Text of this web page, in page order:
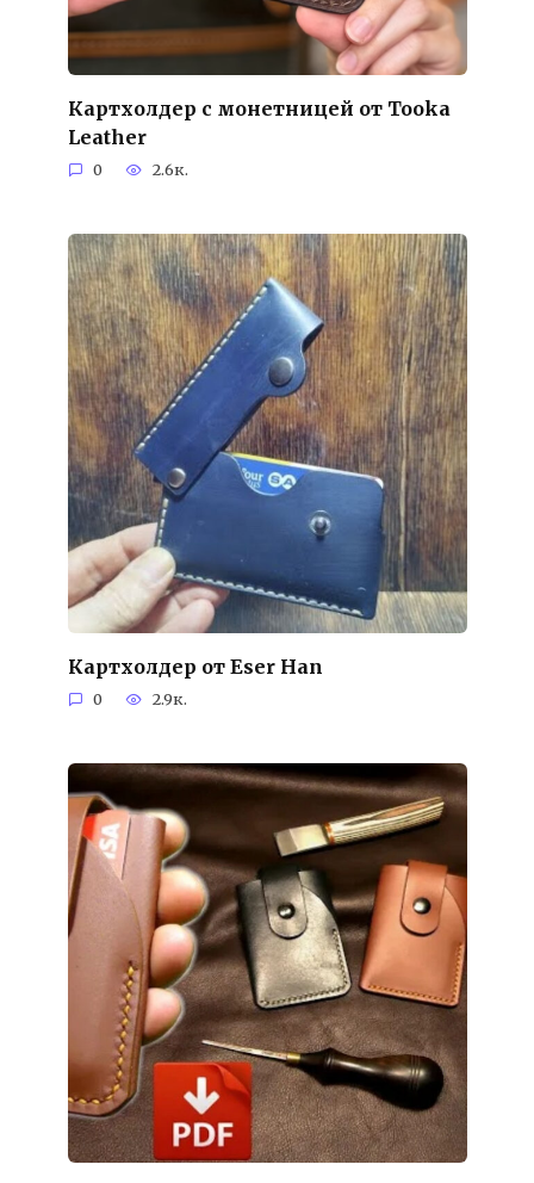
Картхолдер с монетницей от Tooka
Leather
0 2.6к.
Картхолдер от Eser Han
0 2.9к.